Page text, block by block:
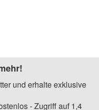
und erhalte exklusive
- Zugriff auf 1,4